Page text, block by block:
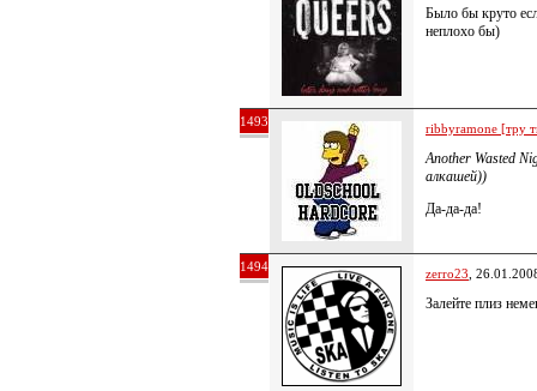
Было бы круто
неплохо бы)
1493 ribbyramone [тру
Another Wasted
алкашей))
Да-да-да!
1494 zerro23 ,
Залейте плиз